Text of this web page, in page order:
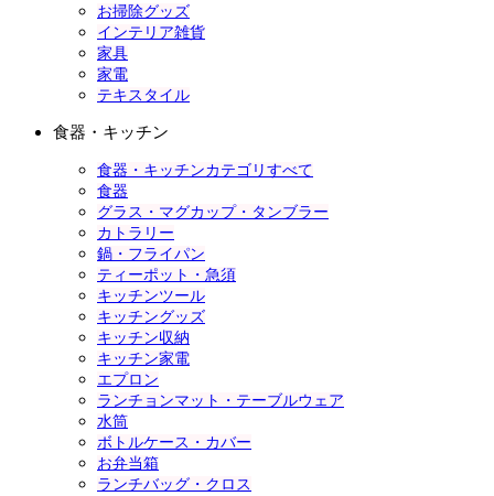
お掃除グッズ
インテリア雑貨
家具
家電
テキスタイル
食器・キッチン
食器・キッチンカテゴリすべて
食器
グラス・マグカップ・タンブラー
カトラリー
鍋・フライパン
ティーポット・急須
キッチンツール
キッチングッズ
キッチン収納
キッチン家電
エプロン
ランチョンマット・テーブルウェア
水筒
ボトルケース・カバー
お弁当箱
ランチバッグ・クロス